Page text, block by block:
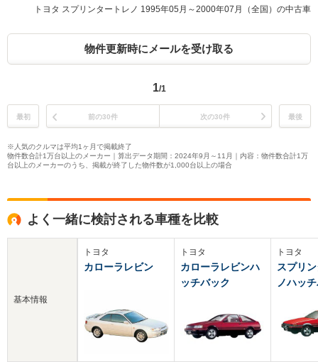
トヨタ スプリンタートレノ 1995年05月～2000年07月（全国）の中古車
物件更新時にメールを受け取る
1/1
最初 前の30件 次の30件 最後
※人気のクルマは平均1ヶ月で掲載終了
物件数合計1万台以上のメーカー｜算出データ期間：2024年9月～11月｜内容：物件数合計1万
台以上のメーカーのうち、掲載が終了した物件数が1,000台以上の場合
よく一緒に検討される車種を比較
基本情報
トヨタ
カローラレビン
トヨタ
カローラレビンハ
ッチバック
トヨタ
スプリ
ノハッ